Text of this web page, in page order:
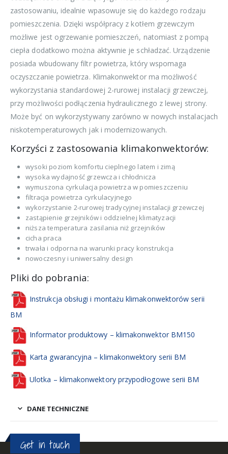
zastosowaniu, idealnie wpasowuje się do każdego rodzaju
pomieszczenia. Dzięki współpracy z kotłem grzewczym
możliwe jest ogrzewanie pomieszczeń, natomiast z pompą
ciepła dodatkowo można aktywnie je schładzać. Urządzenie
posiada wbudowany filtr powietrza, który wspomaga
oczyszczanie powietrza. Klimakonwektor ma możliwość
wykorzystania standardowej 2-rurowej instalacji grzewczej,
przy możliwości podłączenia hydraulicznego z lewej strony.
Może być on wykorzystywany zarówno w nowych instalacjach
niskotemperaturowych jak i modernizowanych.
Korzyści z zastosowania klimakonwektorów:
wysoki poziom komfortu cieplnego latem i zimą
wysoka wydajność grzewcza i chłodnicza
wymuszona cyrkulacja powietrza w pomieszczeniu
filtracja powietrza cyrkulacyjnego
wykorzystanie 2-rurowej tradycyjnej instalacji grzewczej
zastąpienie grzejników i oddzielnej klimatyzacji
niższa temperatura zasilania niż grzejników
cicha praca
trwała i odporna na warunki pracy konstrukcja
nowoczesny i uniwersalny design
Pliki do pobrania:
Instrukcja obsługi i montażu klimakonwektorów serii
BM
Informator produktowy – klimakonwektor BM150
Karta gwarancyjna – klimakonwektory serii BM
Ulotka – klimakonwektory przypodłogowe serii BM
DANE TECHNICZNE
Get in touch